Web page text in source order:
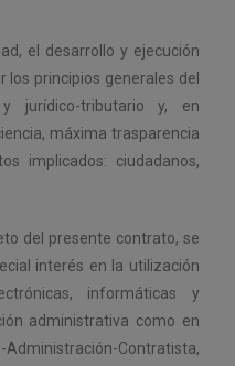
el desarrollo y ejecución
principios generales del
y jurídico-tributario y, en
máxima trasparencia
implicados: ciudadanos,
del presente contrato, se
interés en la utilización
informáticas y
administrativa como en
Contratista,